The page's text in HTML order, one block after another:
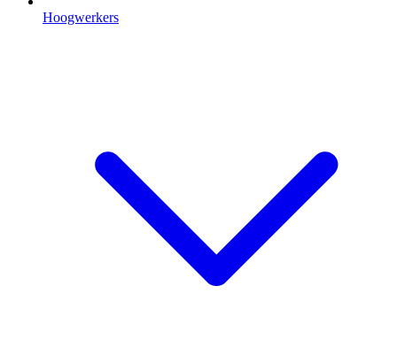
Hoogwerkers